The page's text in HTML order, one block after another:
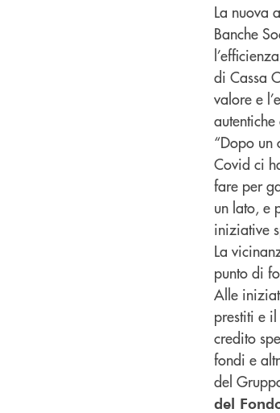
La nuova
Banche
di Cassa
valore e
“Dopo un
Covid ci
fare per
un lato, e
iniziative
La
punto di
Alle
prestiti e
credito
fondi e
del
del